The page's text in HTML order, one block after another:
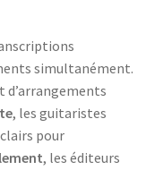
simultanément.
, les guitaristes
pour
, les éditeurs